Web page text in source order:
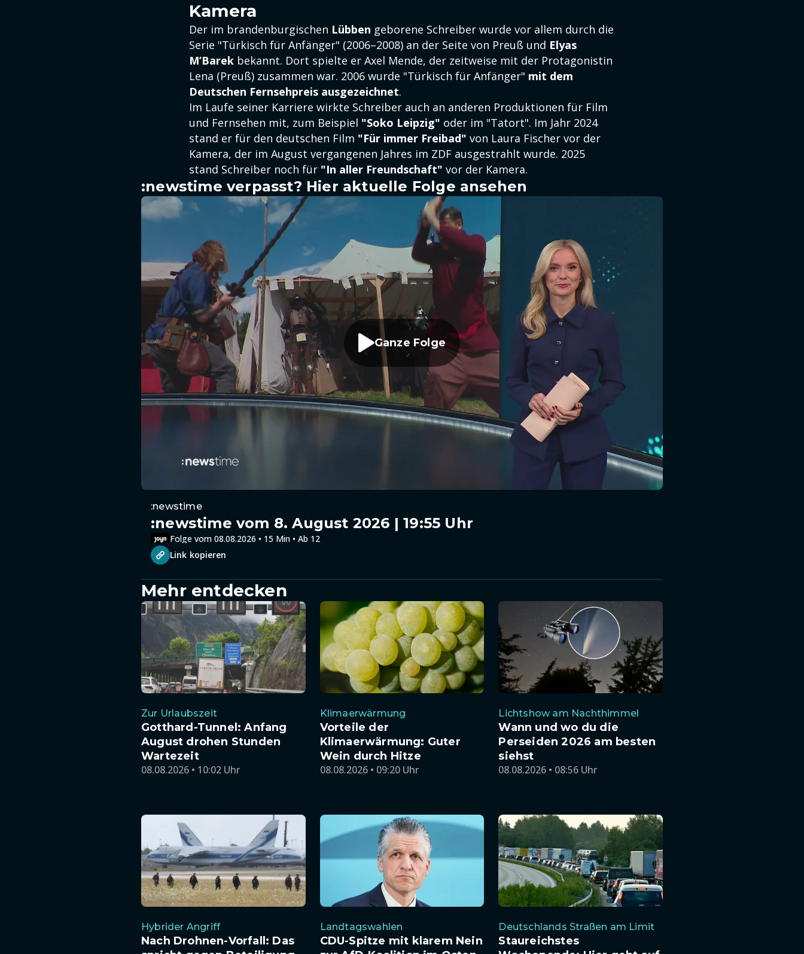
Kamera
Der im brandenburgischen Lübben geborene Schreiber wurde vor allem durch die
Serie "Türkisch für Anfänger" (2006–2008) an der Seite von Preuß und Elyas
M’Barek bekannt. Dort spielte er Axel Mende, der zeitweise mit der Protagonistin
Lena (Preuß) zusammen war. 2006 wurde "Türkisch für Anfänger" mit dem
Deutschen Fernsehpreis ausgezeichnet.
Im Laufe seiner Karriere wirkte Schreiber auch an anderen Produktionen für Film
und Fernsehen mit, zum Beispiel "Soko Leipzig" oder im "Tatort". Im Jahr 2024
stand er für den deutschen Film "Für immer Freibad" von Laura Fischer vor der
Kamera, der im August vergangenen Jahres im ZDF ausgestrahlt wurde. 2025
stand Schreiber noch für "In aller Freundschaft" vor der Kamera.
:newstime verpasst? Hier aktuelle Folge ansehen
Ganze Folge
:newstime
:newstime vom 8. August 2026 | 19:55 Uhr
Folge vom 08.08.2026 • 15 Min • Ab 12
Link kopieren
Mehr entdecken
Zur Urlaubszeit
Gotthard-Tunnel: Anfang
August drohen Stunden
Wartezeit
08.08.2026 • 10:02 Uhr
Klimaerwärmung
Vorteile der
Klimaerwärmung: Guter
Wein durch Hitze
08.08.2026 • 09:20 Uhr
Lichtshow am Nachthimmel
Wann und wo du die
Perseiden 2026 am besten
siehst
08.08.2026 • 08:56 Uhr
Hybrider Angriff
Nach Drohnen-Vorfall: Das
Landtagswahlen
CDU-Spitze mit klarem Nein
Deutschlands Straßen am Limit
Staureichstes